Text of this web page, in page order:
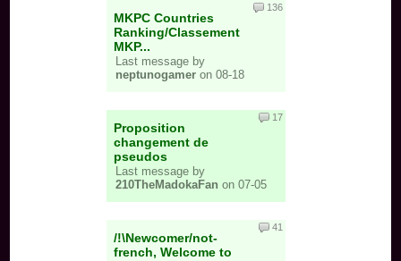
MKPC Countries
Ranking/Classement
MKP...
Last message by
neptunogamer on 08-18
136
Proposition
changement de
pseudos
Last message by
210TheMadokaFan on 07-05
17
/!\Newcomer/not-
french, Welcome to
41